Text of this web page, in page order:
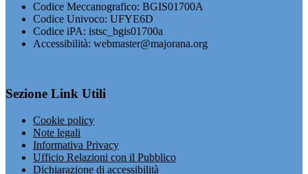
Codice Meccanografico: BGIS01700A
Codice Univoco: UFYE6D
Codice iPA: istsc_bgis01700a
Accessibilità: webmaster@majorana.org
Sezione Link Utili
Cookie policy
Note legali
Informativa Privacy
Ufficio Relazioni con il Pubblico
Dichiarazione di accessibilità